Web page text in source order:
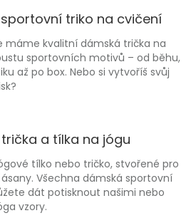
triko na cvičení
máme kvalitní dámská trička na
sportovních motivů – od běhu,
až po box. Nebo si vytvoříš svůj
a tílka na jógu
tílko nebo tričko, stvořené pro
Všechna dámská sportovní
dát potisknout našimi nebo
vzory.